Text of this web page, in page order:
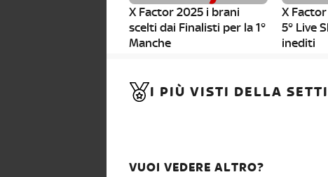
X Factor 2025 i brani
scelti dai Finalisti per la 1°
Manche
X
5° Live
inediti
I PIÙ VISTI DELLA
VUOI VEDERE ALTRO?